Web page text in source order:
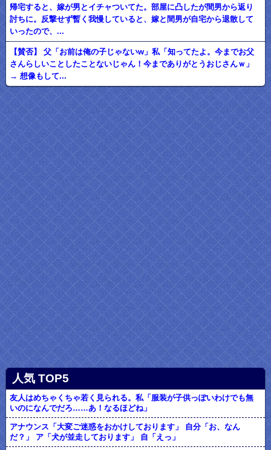
帰宅すると、嫁が男とイチャついてた。部屋に凸したが間男から返り
討ちに。反撃せず暫く我慢していると、嫁と間男が自宅から退散して
いったので、...
【賛否】 父「お前は俺の子じゃないw」私「知ってたよ。今までお父
さんらしいことしたことないじゃん！今までありがとうおじさんｗ」
→ 想像もして...
人気 TOP5
友人はめちゃくちゃ若く見られる。私「服装が子供っぽいわけでも無
いのになんでだろ……あ！なるほどね」
アナウンス「大変ご迷惑をおかけしております」 自分「お、なん
だ？」 ア「犬が並走しております」 自「えっ」